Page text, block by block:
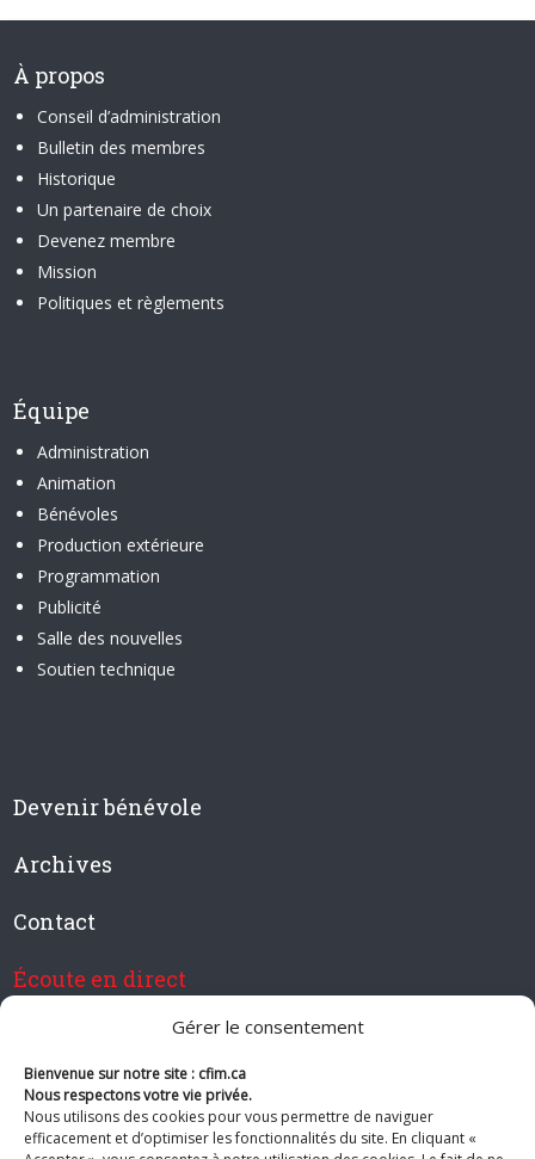
Gérer le consentement
Bienvenue sur notre site : cfim.ca
Nous respectons votre vie privée.
Nous utilisons des cookies pour vous permettre de naviguer
efficacement et d’optimiser les fonctionnalités du site. En cliquant «
À propos
Conseil d’administration
Bulletin des membres
Historique
Un partenaire de choix
Devenez membre
Mission
Politiques et règlements
Équipe
Administration
Animation
Bénévoles
Production extérieure
Programmation
Publicité
Salle des nouvelles
Soutien technique
Devenir bénévole
Archives
Contact
Écoute en direct
Devenir membre de CFIM